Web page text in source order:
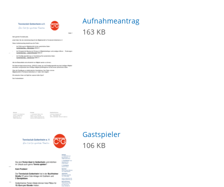
Aufnahmeantrag
163 KB
Gastspieler
106 KB